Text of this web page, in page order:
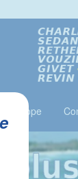
Horoscope